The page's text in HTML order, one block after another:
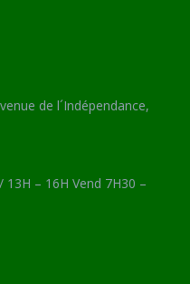
de l´Indépendance,
– 16H Vend 7H30 –